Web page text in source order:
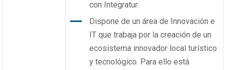
con Integratur.
Dispone de un área de Innovación e
IT que trabaja por la creación de un
ecosistema innovador local turístico
y tecnológico. Para ello está